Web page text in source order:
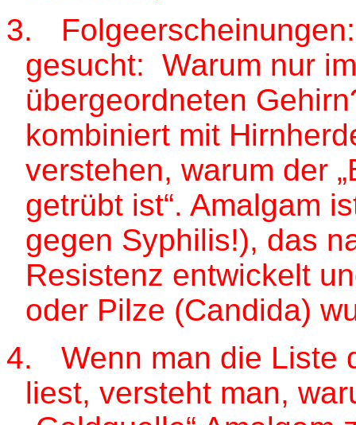
3.
gesucht: Warum nur
übergeordneten
kombiniert mit
verstehen, warum der
getrübt ist“. Amalgam
gegen Syphilis!), das
Resistenz entwickelt
oder Pilze (Candida)
4.
Wenn man die Liste
liest, versteht man,